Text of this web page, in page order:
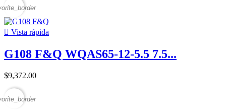
 Vista rápida
G108 F&Q WQAS65-12-5.5 7.5...
$9,372.00